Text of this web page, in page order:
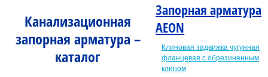
Канализационная
запорная арматура –
каталог
Запорная арматура
AEON
Клиновая задвижка чугунная
фланцевая с обрезиненным
клином